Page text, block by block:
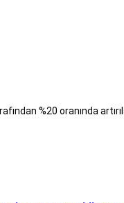
%20 oranında